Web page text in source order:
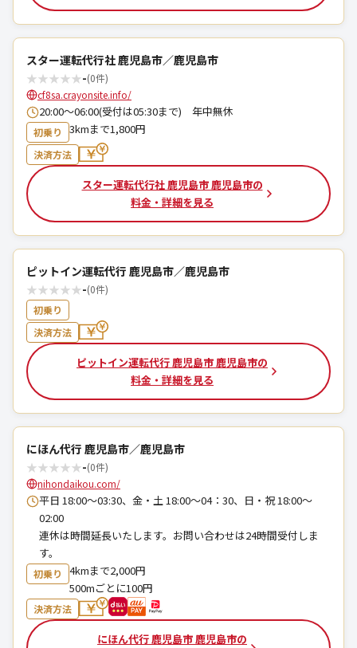
スター運転代行社 鹿児島市／鹿児島市
★★★★★-(0件)
cf8sa.crayonsite.info/
20:00～06:00(受付は05:30まで) 年中無休
初乗り 3kmまで1,800円
決済方法
スター運転代行社 鹿児島市 鹿児島市の
料金・詳細を見る
ピットイン運転代行 鹿児島市／鹿児島市
★★★★★-(0件)
初乗り
決済方法
ピットイン運転代行 鹿児島市 鹿児島市の
料金・詳細を見る
にほん代行 鹿児島市／鹿児島市
★★★★★-(0件)
nihondaikou.com/
平日 18:00～03:30、金・土 18:00～04：30、日・祝 18:00～
02:00
連休は時間延長いたします。お問い合わせは24時間受付しま
す。
初乗り
4kmまで2,000円
500mごとに100円
決済方法
にほん代行 鹿児島市 鹿児島市の